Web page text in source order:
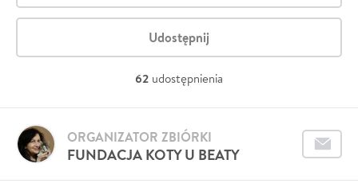
Udostępnij
62 udostępnienia
FUNDACJA KOTY U BEATY
ORGANIZATOR ZBIÓRKI